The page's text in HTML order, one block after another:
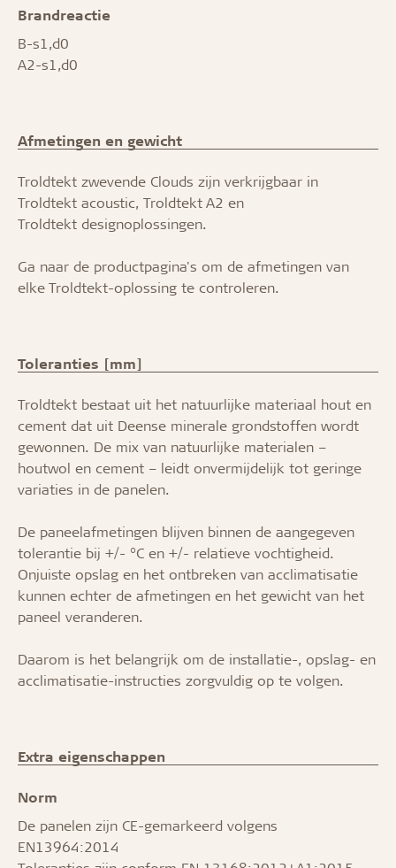
Brandreactie
B-s1,d0
A2-s1,d0
Afmetingen en gewicht
Troldtekt zwevende Clouds zijn verkrijgbaar in
Troldtekt acoustic, Troldtekt A2 en
Troldtekt designoplossingen.
Ga naar de productpagina's om de afmetingen van
elke Troldtekt-oplossing te controleren.
Toleranties [mm]
Troldtekt bestaat uit het natuurlijke materiaal hout en
cement dat uit Deense minerale grondstoffen wordt
gewonnen. De mix van natuurlijke materialen –
houtwol en cement – leidt onvermijdelijk tot geringe
variaties in de panelen.
De paneelafmetingen blijven binnen de aangegeven
tolerantie bij +/- °C en +/- relatieve vochtigheid.
Onjuiste opslag en het ontbreken van acclimatisatie
kunnen echter de afmetingen en het gewicht van het
paneel veranderen.
Daarom is het belangrijk om de installatie-, opslag- en
acclimatisatie-instructies zorgvuldig op te volgen.
Extra eigenschappen
Norm
De panelen zijn CE-gemarkeerd volgens
EN13964:2014